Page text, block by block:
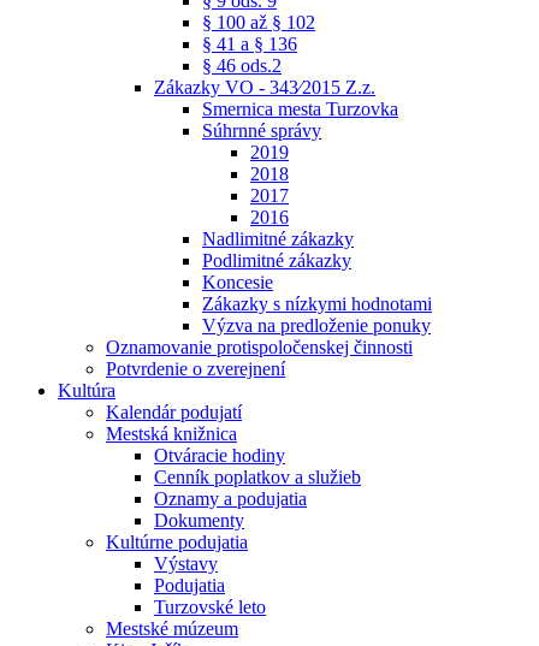
§ 100 až § 102
§ 41 a § 136
§ 46 ods.2
Zákazky VO - 343⁄2015 Z.z.
Smernica mesta Turzovka
Súhrnné správy
2019
2018
2017
2016
Nadlimitné zákazky
Podlimitné zákazky
Koncesie
Zákazky s nízkymi hodnotami
Výzva na predloženie ponuky
Oznamovanie protispoločenskej činnosti
Potvrdenie o zverejnení
Kultúra
Kalendár podujatí
Mestská knižnica
Otváracie hodiny
Cenník poplatkov a služieb
Oznamy a podujatia
Dokumenty
Kultúrne podujatia
Výstavy
Podujatia
Turzovské leto
Mestské múzeum